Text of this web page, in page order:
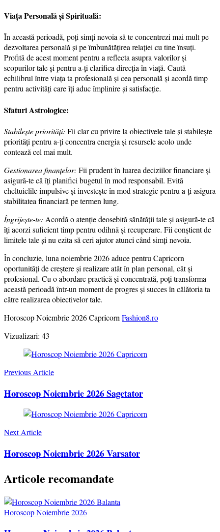
Viața Personală și Spirituală:
În această perioadă, poți simți nevoia să te concentrezi mai mult pe
dezvoltarea personală și pe îmbunătățirea relației cu tine însuți.
Profită de acest moment pentru a reflecta asupra valorilor și
scopurilor tale și pentru a-ți clarifica direcția în viață. Caută
echilibrul între viața ta profesională și cea personală și acordă timp
pentru activități care îți aduc împlinire și satisfacție.
Sfaturi Astrologice:
Stabilește priorități: Fii clar cu privire la obiectivele tale și stabilește
priorități pentru a-ți concentra energia și resursele acolo unde
contează cel mai mult.
Gestionarea finanțelor: Fii prudent în luarea deciziilor financiare și
asigură-te că îți planifici bugetul în mod responsabil. Evită
cheltuielile impulsive și investește în mod strategic pentru a-ți asigura
stabilitatea financiară pe termen lung.
Îngrijește-te: Acordă o atenție deosebită sănătății tale și asigură-te că
îți acorzi suficient timp pentru odihnă și recuperare. Fii conștient de
limitele tale și nu ezita să ceri ajutor atunci când simți nevoia.
În concluzie, luna noiembrie 2026 aduce pentru Capricorn
oportunități de creștere și realizare atât în plan personal, cât și
profesional. Cu o abordare practică și concentrată, poți transforma
această perioadă într-un moment de progres și succes în călătoria ta
către realizarea obiectivelor tale.
Horoscop Noiembrie 2026 Capricorn Fashion8.ro
Vizualizari: 43
Post
Navigation
Previous Article
Horoscop Noiembrie 2026 Sagetator
Next Article
Horoscop Noiembrie 2026 Varsator
Articole recomandate
Horoscop Noiembrie 2026